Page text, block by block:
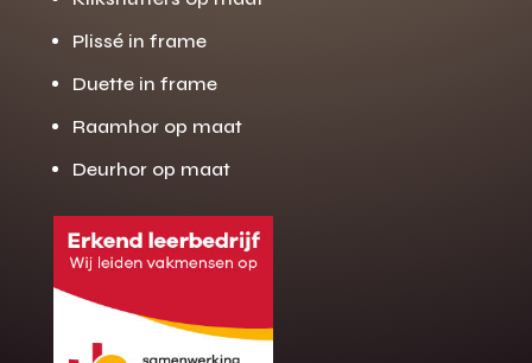
Gratis offerte
op maat?
Plissé in frame
Duette in frame
Raamhor op maat
Deurhor op maat